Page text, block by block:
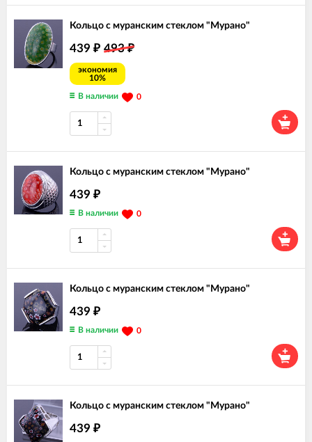
Кольцо с муранским стеклом "Мурано"
439 ₽ 493₽
экономия
10%
В наличии 0
Кольцо с муранским стеклом "Мурано"
439 ₽
В наличии 0
Кольцо с муранским стеклом "Мурано"
439 ₽
В наличии 0
Кольцо с муранским стеклом "Мурано"
439 ₽